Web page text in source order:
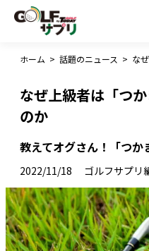
ホーム > 話題のニュース >
なぜ上級者は「つ
のか
教えてオグさん！「つか
2022/11/18 ゴルフサプ